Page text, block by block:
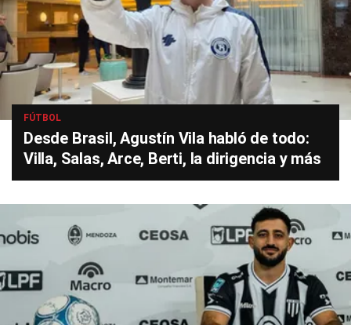
FÚTBOL
Desde Brasil, Agustín Vila habló de todo:
Villa, Salas, Arce, Berti, la dirigencia y más